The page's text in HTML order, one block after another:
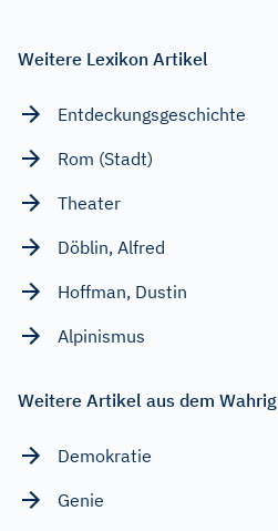
Weitere Lexikon Artikel
Entdeckungsgeschichte
Rom (Stadt)
Theater
Döblin, Alfred
Hoffman, Dustin
Alpinismus
Weitere Artikel aus dem
Demokratie
Genie